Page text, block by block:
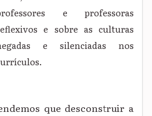
e professoras
e sobre as culturas
e silenciadas nos
que desconstruir a